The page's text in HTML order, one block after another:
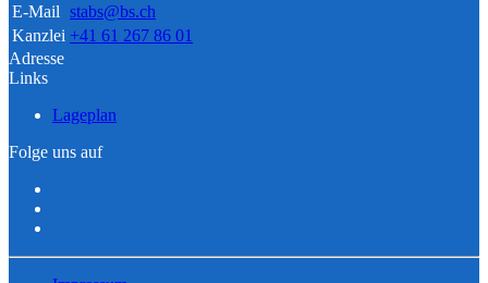
E-Mail stabs@bs.ch
Kanzlei +41 61 267 86 01
Adresse
Links
Lageplan
Folge uns auf